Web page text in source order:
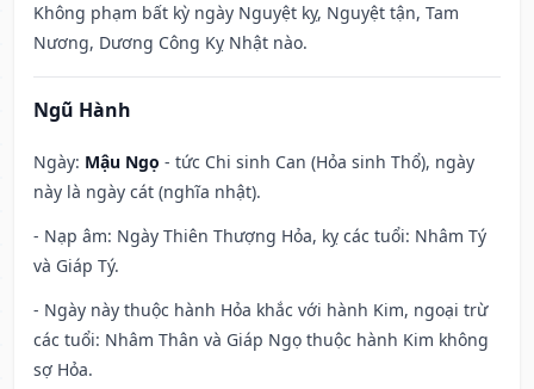
Không phạm bất kỳ ngày Nguyệt kỵ, Nguyệt tận, Tam
Nương, Dương Công Kỵ Nhật nào.
Ngũ Hành
Ngày: Mậu Ngọ - tức Chi sinh Can (Hỏa sinh Thổ), ngày
này là ngày cát (nghĩa nhật).
- Nạp âm: Ngày Thiên Thượng Hỏa, kỵ các tuổi: Nhâm Tý
và Giáp Tý.
- Ngày này thuộc hành Hỏa khắc với hành Kim, ngoại trừ
các tuổi: Nhâm Thân và Giáp Ngọ thuộc hành Kim không
sợ Hỏa.